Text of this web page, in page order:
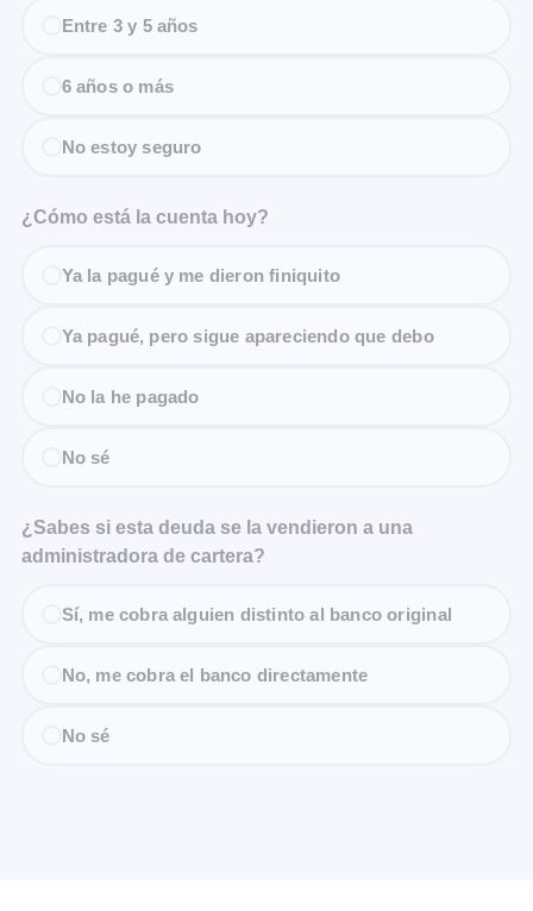
Entre 3 y 5 años
6 años o más
No estoy seguro
¿Cómo está la cuenta hoy?
Ya la pagué y me dieron finiquito
Ya pagué, pero sigue apareciendo que debo
No la he pagado
No sé
¿Sabes si esta deuda se la vendieron a una
administradora de cartera?
Sí, me cobra alguien distinto al banco original
No, me cobra el banco directamente
No sé